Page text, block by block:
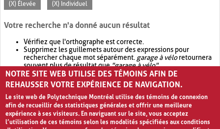
(X) Élevée (X) Individuel
Votre recherche n'a donné aucun résultat
Vérifiez que l'orthographe est correcte.
Supprimez les guillemets autour des expressions pour
rechercher chaque mot séparément. garage à véloretournera
souvent plus de résultat que"garage à vélo".
Envisagez d'élargir votre recherche avec OR.garage OR vélo
retournera souvent plus de résultat quegarage à vélo
NOTRE SITE WEB UTILISE DES TÉMOINS AFIN DE
REHAUSSER VOTRE EXPÉRIENCE DE NAVIGATION.
Le site web de Polytechnique Montréal utilise des témoins de connexion
afin de recueillir des statistiques générales et offrir une meilleure
expérience à ses visiteurs. En naviguant sur le site, vous acceptez
l’utilisation de ces témoins selon les modalités spécifiées aux conditions